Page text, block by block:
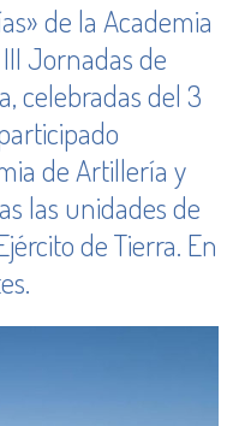
de la Academia
Jornadas de
celebradas del 3
de Artillería y
las unidades de
de Tierra. En